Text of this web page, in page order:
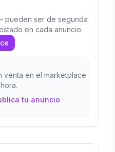
pueden ser de segunda
en cada anuncio.
venta en el marketplace
tu anuncio